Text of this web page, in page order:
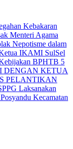
Kebakaran
Menteri Agama
Nepotisme dalam
IKAMI SulSel
BPHTB 5
DENGAN KETUA
PELANTIKAN
Laksanakan
Kecamatan